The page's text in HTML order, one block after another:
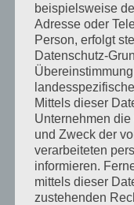
Op-Hauben mit
beispielsweise
Adresse oder
Person, erfolgt
Datenschutz-
Mittels dieser
Unternehmen
und Zweck der
verarbeiteten
informieren.
mittels dieser
zustehenden